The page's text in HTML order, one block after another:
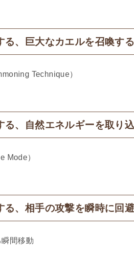
る、巨大なカエルを召喚す
Technique）​
る、自然エネルギーを取り
Mode）​
る、相手の攻撃を瞬時に回
間移動​